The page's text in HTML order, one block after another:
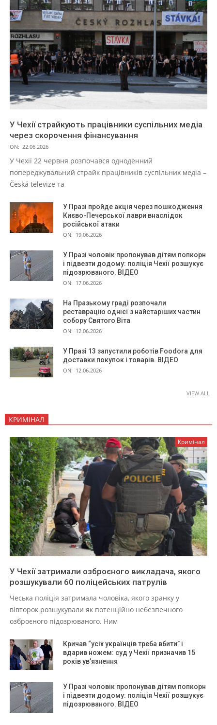
У Чехії страйкують працівники суспільних медіа
через скорочення фінансування
ON: 22.06.2026
У Чехії 22 червня розпочався одноденний
попереджувальний страйк працівників суспільних медіа –
Česká televize та
У Празі пройде акція через пошкодження
Києво-Печерської лаври внаслідок
російської атаки
ON: 19.06.2026
У Празі чоловік пропонував дітям попкорн
і підвезти додому: поліція Чехії розшукує
підозрюваного. ВІДЕО
ON: 17.06.2026
На Празькому граді розпочали
реставрацію однієї з найстаріших частин
собору Святого Віта
ON: 12.06.2026
У Празі 13 запустили роботів Foodora для
доставки покупок і товарів. ВІДЕО
ON: 12.06.2026
VIEW ALL
КРИМІНАЛ
Кримінал
У Чехії затримали озброєного викладача, якого
розшукували 60 поліцейських патрулів
Чеська поліція затримала чоловіка, якого зранку у
вівторок розшукували як потенційно небезпечного
озброєного підозрюваного. Ним
Кричав “усіх українців треба вбити” і
вдарив ножем: суд у Чехії призначив 15
років ув’язнення
У Празі чоловік пропонував дітям попкорн
і підвезти додому: поліція Чехії розшукує
підозрюваного. ВІДЕО